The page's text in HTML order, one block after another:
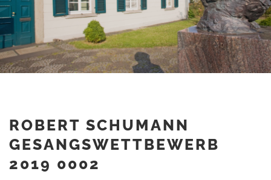
ROBERT SCHUMANN
GESANGSWETTBEWERB
2019 0002